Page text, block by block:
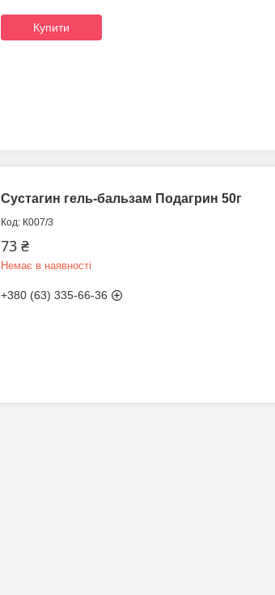
Купити
Сустагин гель-бальзам Подагрин 50г
К007/3
73 ₴
Немає в наявності
+380 (63) 335-66-36